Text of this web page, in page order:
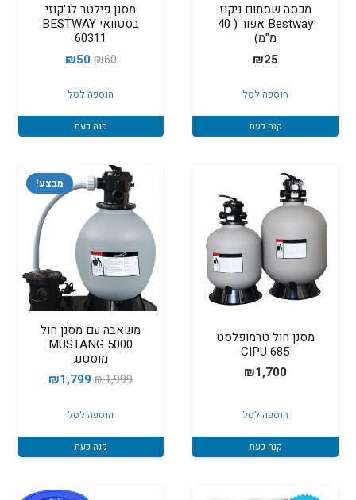
מכסה שסתום ניקוז
Bestway אפור ( 40
מ"מ)
₪25
הוספה לסל
קנה כעת
מסנן פילטר לג'קוזי
בסטוואי BESTWAY
60311
₪60
המחיר
היה:
₪60.
₪50
₪50.
הוספה לסל
קנה כעת
מסנן חול טרמופלסט
685 CIPU
₪1,700
הוספה לסל
קנה כעת
מבצע!
משאבה עם מסנן חול
5000 MUSTANG
מוסטנג
₪1,999
המחיר
היה:
₪1,999.
₪1,799
המחיר
₪1,799.
הוספה לסל
קנה כעת